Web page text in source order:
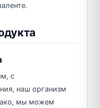
с
наш организм
мы можем